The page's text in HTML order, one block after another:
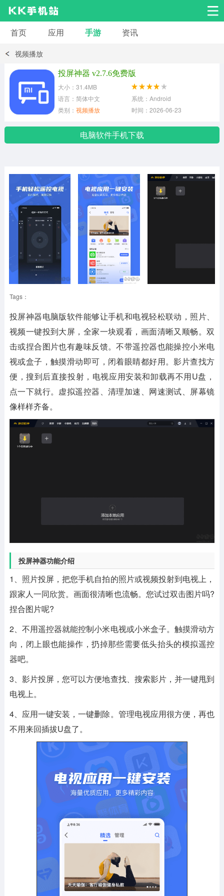
安卓应用
小说漫画
金融理财 新闻资讯 游戏辅助
安卓其它
首页 应用 手游 资讯
视频播放
投屏神器 v2.7.6免费版
大小：31.4MB
语言：简体中文
系统：Android
类别： 视频播放 时间：2026-06-23
电脑软件手机下载
Tags：
投屏神器电脑版软件能够让手机和电视轻松联动，照片、
视频一键投到大屏，全家一块观看，画面清晰又顺畅。双
击或捏合图片也有趣味反馈。不带遥控器也能操控小米电
视或盒子，触摸滑动即可，闭着眼睛都好用。影片查找方
便，搜到后直接投射，电视应用安装和卸载再不用U盘，
点一下就行。虚拟遥控器、清理加速、网速测试、屏幕镜
像样样齐备。
投屏神器功能介绍
1、照片投屏，把您手机自拍的照片或视频投射到电视上，
跟家人一同欣赏。画面很清晰也流畅。您试过双击图片吗?
捏合图片呢?
2、不用遥控器就能控制小米电视或小米盒子。触摸滑动方
向，闭上眼也能操作，扔掉那些需要低头抬头的模拟遥控
器吧。
3、影片投屏，您可以方便地查找、搜索影片，并一键甩到
电视上。
4、应用一键安装，一键删除。管理电视应用很方便，再也
不用来回插拔U盘了。